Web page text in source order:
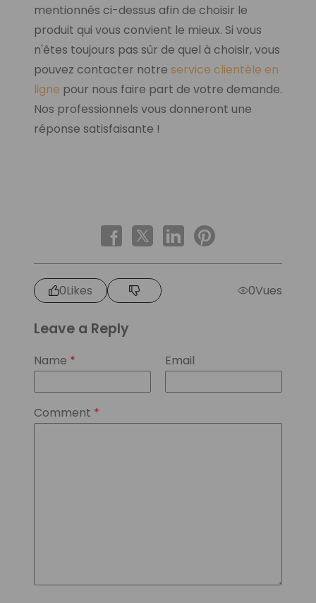
mentionnés ci-dessus afin de choisir le
produit qui vous convient le mieux. Si vous
n'êtes toujours pas sûr de quel à choisir, vous
pouvez contacter notre service clientèle en
ligne pour nous faire part de votre demande.
Nos professionnels vous donneront une
réponse satisfaisante !
0Likes 0Vues
Leave a Reply
Name * Email
Comment *